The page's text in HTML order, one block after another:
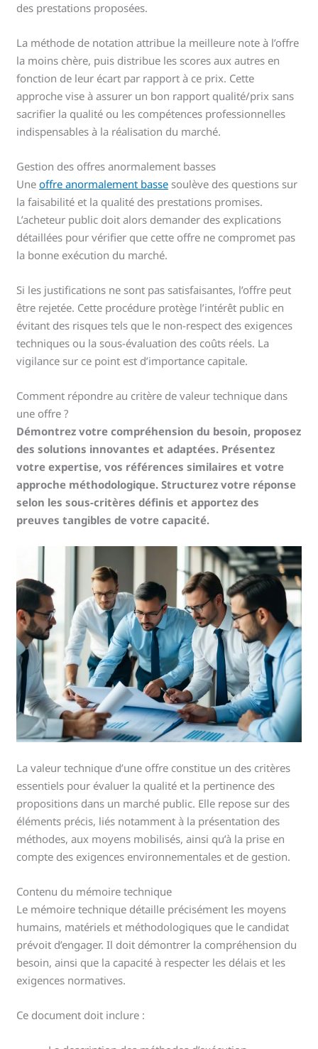
des prestations proposées.
La méthode de notation attribue la meilleure note à l’offre
la moins chère, puis distribue les scores aux autres en
fonction de leur écart par rapport à ce prix. Cette
approche vise à assurer un bon rapport qualité/prix sans
sacrifier la qualité ou les compétences professionnelles
indispensables à la réalisation du marché.
Gestion des offres anormalement basses
Uneoffre anormalement basse soulève des questions sur
la faisabilité et la qualité des prestations promises.
L’acheteur public doit alors demander des explications
détaillées pour vérifier que cette offre ne compromet pas
la bonne exécution du marché.
Si les justifications ne sont pas satisfaisantes, l’offre peut
être rejetée. Cette procédure protège l’intérêt public en
évitant des risques tels que le non-respect des exigences
techniques ou la sous-évaluation des coûts réels. La
vigilance sur ce point est d’importance capitale.
Comment répondre au critère de valeur technique dans
une offre ?
Démontrez votre compréhension du besoin, proposez
des solutions innovantes et adaptées. Présentez
votre expertise, vos références similaires et votre
approche méthodologique. Structurez votre réponse
selon les sous-critères définis et apportez des
preuves tangibles de votre capacité.
La valeur technique d’une offre constitue un des critères
essentiels pour évaluer la qualité et la pertinence des
propositions dans un marché public. Elle repose sur des
éléments précis, liés notamment à la présentation des
méthodes, aux moyens mobilisés, ainsi qu’à la prise en
compte des exigences environnementales et de gestion.
Contenu du mémoire technique
Le mémoire technique détaille précisément les moyens
humains, matériels et méthodologiques que le candidat
prévoit d’engager. Il doit démontrer la compréhension du
besoin, ainsi que la capacité à respecter les délais et les
exigences normatives.
Ce document doit inclure :